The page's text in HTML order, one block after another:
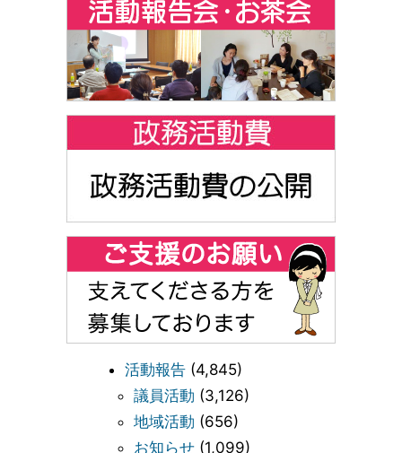
活動報告 (4,845)
議員活動 (3,126)
地域活動 (656)
お知らせ (1,099)